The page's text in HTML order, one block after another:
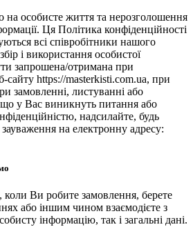
особисте життя та нерозголошення
Ця Політика конфіденційності
всі співробітники нашого
і використання особистої
запрошена/отримана при
сайту https://masterkisti.com.ua, при
замовленні, листуванні або
у Вас виникнуть питання або
надсилайте, будь
на електронну адресу:
коли Ви робите замовлення, берете
або іншим чином взаємодієте з
інформацію, так і загальні дані.